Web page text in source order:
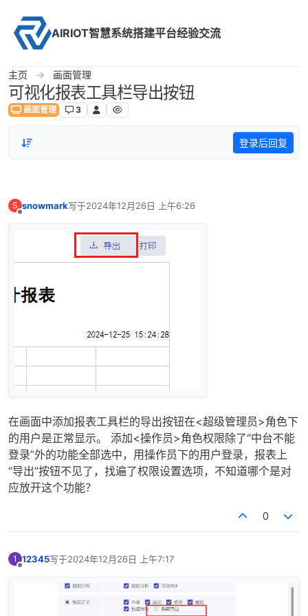
AIRIOT智慧系统搭建平台经验交流
主页 画面管理
可视化报表工具栏导出按钮
画面管理 3
登录后回复
S snowmark写于2024年12月26日 上午6:26
最后由 编辑
在画面中添加报表工具栏的导出按钮在<超级管理员>角色下
的用户是正常显示。 添加<操作员>角色权限除了“中台不能
登录”外的功能全部选中，用操作员下的用户登录，报表上
“导出”按钮不见了，找遍了权限设置选项，不知道哪个是对
应放开这个功能？
0
1 12345写于2024年12月26日 上午7:17
最后由 编辑